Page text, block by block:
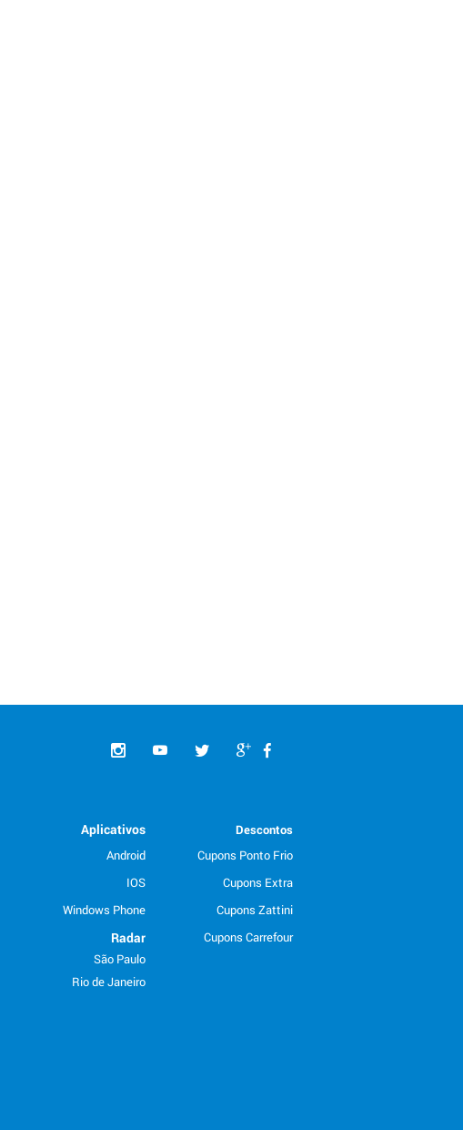
Descontos
Cupons Ponto Frio
Cupons Extra
Cupons Zattini
Cupons Carrefour
Aplicativos
Android
IOS
Windows Phone
Radar
São Paulo
Rio de Janeiro